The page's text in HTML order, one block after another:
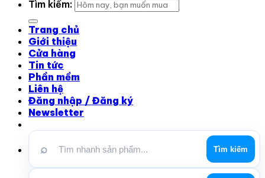
Tìm kiếm:
Trang chủ
Giới thiệu
Cửa hàng
Tin tức
Phần mềm
Liên hệ
Đăng nhập / Đăng ký
Newsletter
⌕ Tìm kiếm